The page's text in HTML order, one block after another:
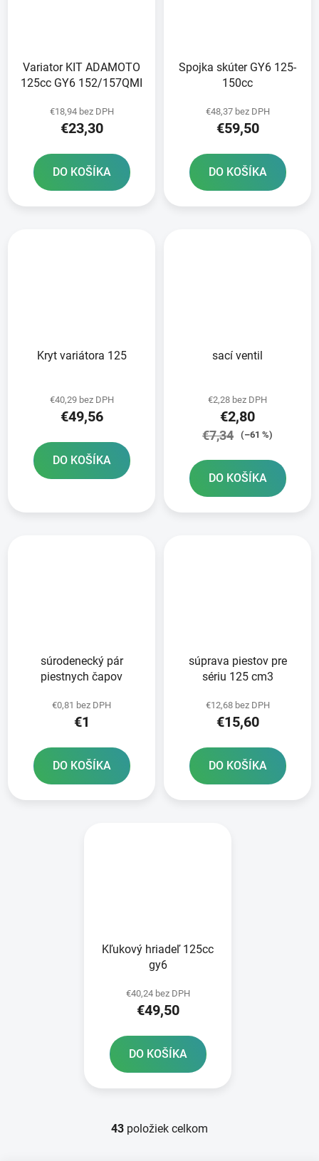
Variator KIT ADAMOTO
125cc GY6 152/157QMI
€18,94 bez DPH
€23,30
DO KOŠÍKA
Spojka skúter GY6 125-
150cc
€48,37 bez DPH
€59,50
DO KOŠÍKA
Kryt variátora 125
€40,29 bez DPH
€49,56
DO KOŠÍKA
sací ventil
€2,28 bez DPH
€2,80
€7,34 (–61 %)
DO KOŠÍKA
súrodenecký pár
piestnych čapov
€0,81 bez DPH
€1
DO KOŠÍKA
súprava piestov pre
sériu 125 cm3
€12,68 bez DPH
€15,60
DO KOŠÍKA
Kľukový hriadeľ 125cc
gy6
€40,24 bez DPH
€49,50
DO KOŠÍKA
O
43 položiek celkom